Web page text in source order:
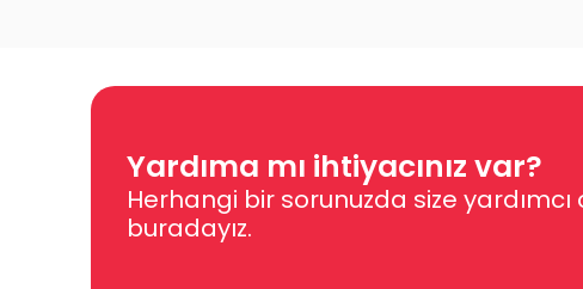
Yardıma mı ihtiyacınız var?
Herhangi bir sorunuzda size
buradayız.